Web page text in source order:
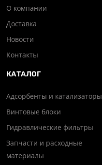
О компании
Доставка
Новости
Контакты
КАТАЛОГ
Адсорбенты и катализаторы
Винтовые блоки
Гидравлические фильтры
Запчасти и расходные
материалы